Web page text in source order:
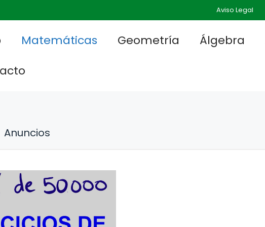
Aviso Legal
Matemáticas Geometría Álgebra
Anuncios